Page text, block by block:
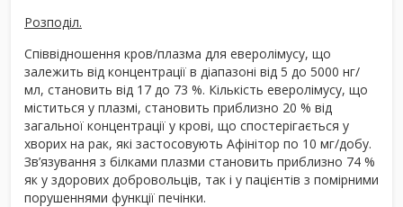
Розподіл.
Співвідношення кров/плазма для еверолімусу, що
залежить від концентрації в діапазоні від 5 до 5000 нг/
мл, становить від 17 до 73 %. Кількість еверолімусу, що
міститься у плазмі, становить приблизно 20 % від
загальної концентрації у крові, що спостерігається у
хворих на рак, які застосовують Афінітор по 10 мг/добу.
Зв’язування з білками плазми становить приблизно 74 %
як у здорових добровольців, так і у пацієнтів з помірними
порушеннями функції печінки.